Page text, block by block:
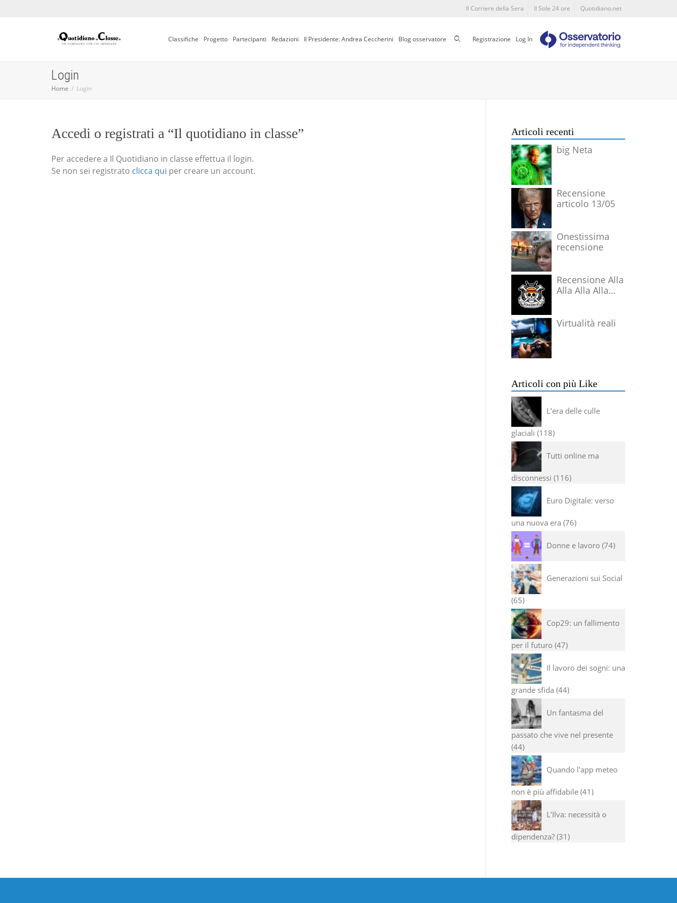
Il Corriere della Sera Il Sole 24 ore Quotidiano.net
Classifiche Progetto Partecipanti Redazioni Il Presidente: Andrea Ceccherini Blog osservatore CercaRegistrazione Log In
Login
Home Login
Accedi o registrati a “Il quotidiano in classe”
Per accedere a Il Quotidiano in classe effettua il login.
Se non sei registrato clicca qui per creare un account.
Articoli recenti
big Neta
Recensione
articolo 13/05
Onestissima
recensione
Recensione Alla
Alla Alla Alla
Virtualità reali
Articoli con più Like
L’era delle culle
glaciali 118
Tutti online ma
disconnessi 116
Euro Digitale: verso
una nuova era 76
Donne e lavoro 74
Generazioni sui Social
65
Cop29: un fallimento
per il futuro 47
Il lavoro dei sogni: una
grande sfida 44
Un fantasma del
passato che vive nel presente
44
Quando l'app meteo
non è più affidabile 41
L’Ilva: necessità o
dipendenza? 31